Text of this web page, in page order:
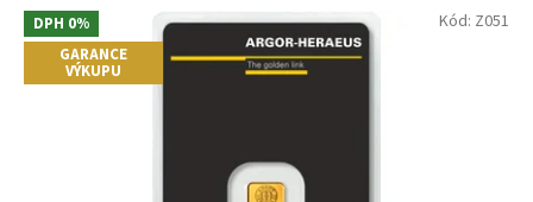
V DPH 0%
GARANCE
VÝKUPU
Kód: Z051